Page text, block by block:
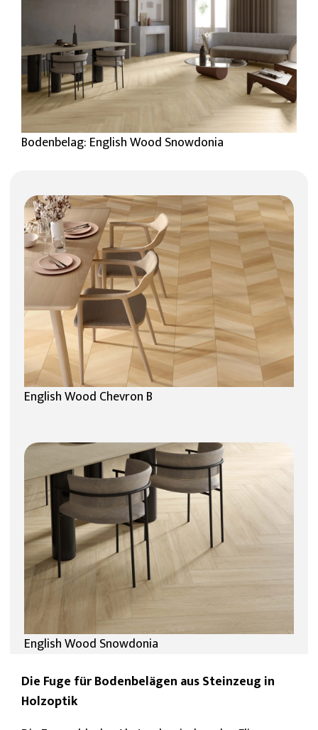
Bodenbelag: English Wood Snowdonia
English Wood Chevron B
English Wood Snowdonia
Die Fuge für Bodenbelägen aus Steinzeug in
Holzoptik